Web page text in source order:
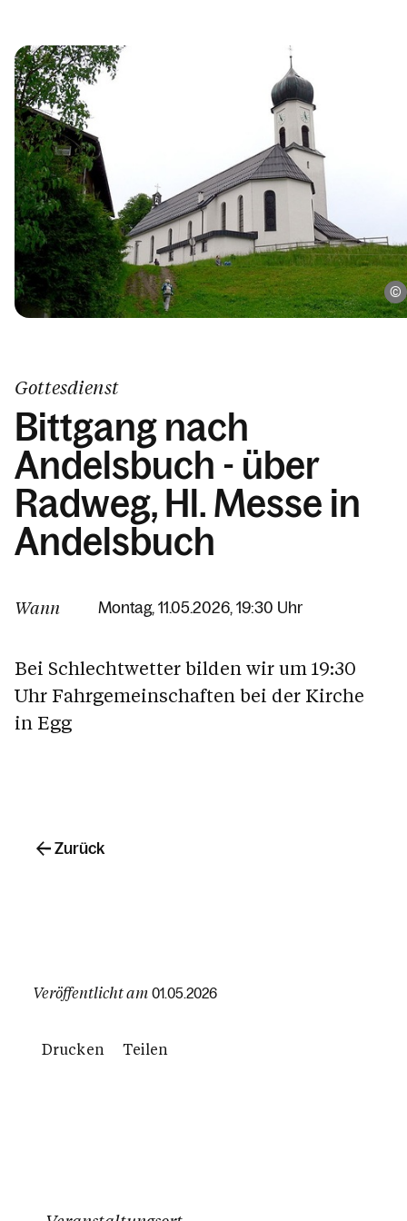
Gottesdienst
Bittgang nach
Andelsbuch - über
Radweg, Hl. Messe in
Andelsbuch
Wann Montag, 11.05.2026, 19:30 Uhr
Bei Schlechtwetter bilden wir um 19:30
Uhr Fahrgemeinschaften bei der Kirche
in Egg
Veröffentlicht am 01.05.2026
Drucken Teilen
Zurück